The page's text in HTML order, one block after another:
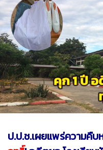
ป.ป.ช.เผยแพร่ความคืบ